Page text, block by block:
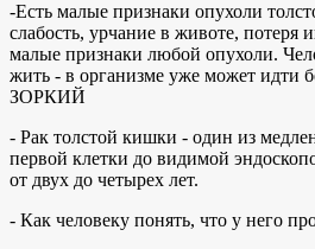
-Есть малые признаки опухоли
слабость, урчание в животе, потеря
малые признаки любой опухоли.
жить - в организме уже может идти
ЗОРКИЙ
- Рак толстой кишки - один из
первой клетки до видимой
от двух до четырех лет.
- Как человеку понять, что у него